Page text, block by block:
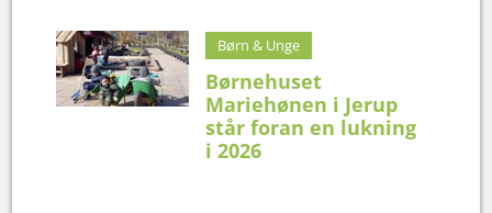
Børn & Unge
Børnehuset
Mariehønen i Jerup
står foran en lukning
i 2026